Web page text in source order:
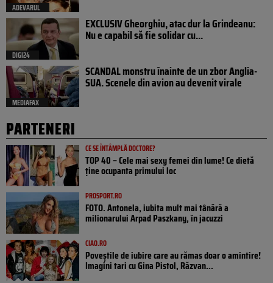
ADEVARUL
DIGI24
EXCLUSIV Gheorghiu, atac dur la Grindeanu:
Nu e capabil să fie solidar cu...
MEDIAFAX
SCANDAL monstru înainte de un zbor Anglia-
SUA. Scenele din avion au devenit virale
PARTENERI
CE SE ÎNTÂMPLĂ DOCTORE?
TOP 40 – Cele mai sexy femei din lume! Ce dietă
ține ocupanta primului loc
PROSPORT.RO
FOTO. Antonela, iubita mult mai tânără a
milionarului Arpad Paszkany, în jacuzzi
CIAO.RO
Poveştile de iubire care au rămas doar o amintire!
Imagini tari cu Gina Pistol, Răzvan...